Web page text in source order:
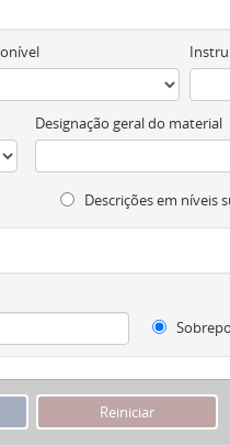
Designação geral do material
Descrições em níveis